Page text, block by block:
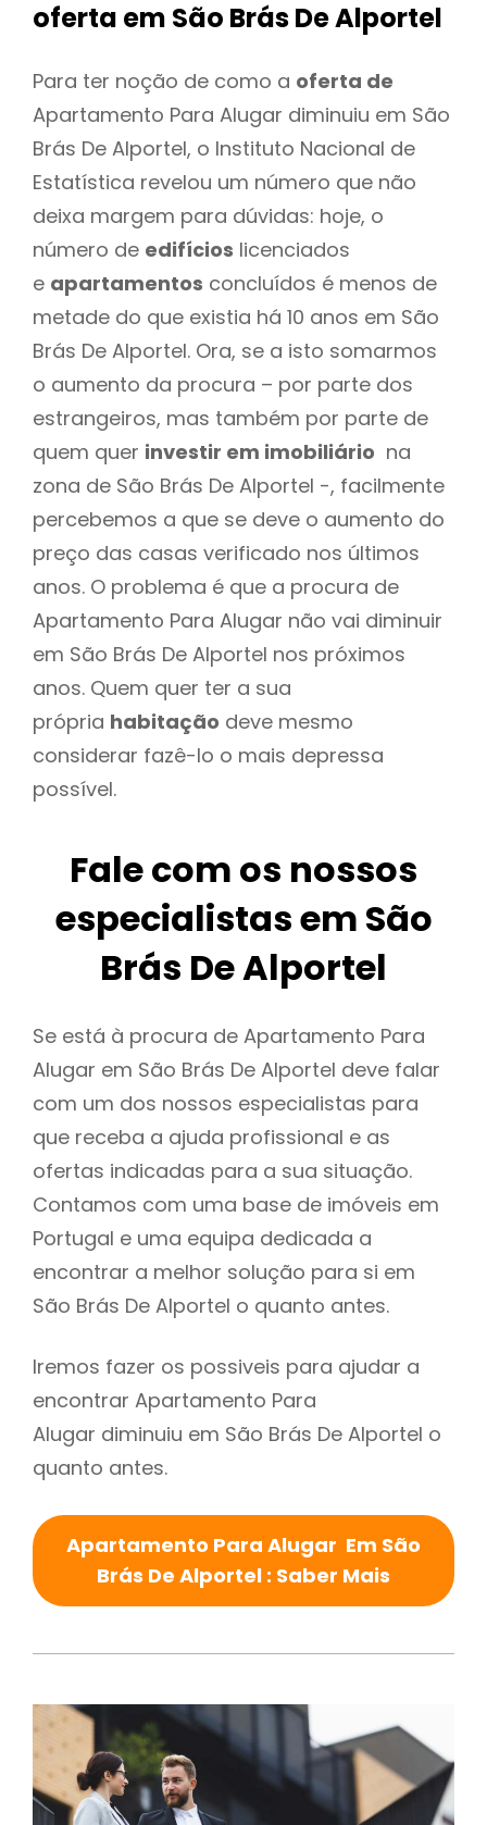
oferta em São Brás De Alportel
Para ter noção de como a oferta de
Apartamento Para Alugar diminuiu em São
Brás De Alportel, o Instituto Nacional de
Estatística revelou um número que não
deixa margem para dúvidas: hoje, o
número de edifícios licenciados
e apartamentos concluídos é menos de
metade do que existia há 10 anos em São
Brás De Alportel. Ora, se a isto somarmos
o aumento da procura – por parte dos
estrangeiros, mas também por parte de
quem quer investir em imobiliário na
zona de São Brás De Alportel -, facilmente
percebemos a que se deve o aumento do
preço das casas verificado nos últimos
anos. O problema é que a procura de
Apartamento Para Alugar não vai diminuir
em São Brás De Alportel nos próximos
anos. Quem quer ter a sua
própria habitação deve mesmo
considerar fazê-lo o mais depressa
possível.
Fale com os nossos
especialistas em São
Brás De Alportel
Se está à procura de Apartamento Para
Alugar em São Brás De Alportel deve falar
com um dos nossos especialistas para
que receba a ajuda profissional e as
ofertas indicadas para a sua situação.
Contamos com uma base de imóveis em
Portugal e uma equipa dedicada a
encontrar a melhor solução para si em
São Brás De Alportel o quanto antes.
Iremos fazer os possiveis para ajudar a
encontrar Apartamento Para
Alugar diminuiu em São Brás De Alportel o
quanto antes.
Apartamento Para Alugar Em São
Brás De Alportel : Saber Mais